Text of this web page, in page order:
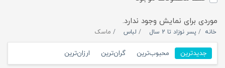
موردی برای نمایش وجود ندارد.
خانه پسر نوزاد تا 2 سال لباس ماسک
جدیدترین محبوب‌ترین گران‌ترین ارزان‌ترین